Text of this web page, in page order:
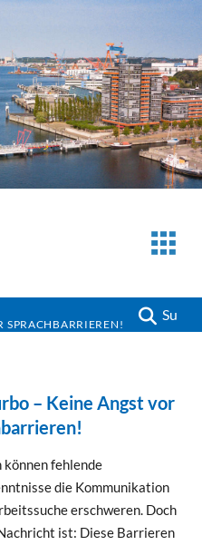
SPRACHBARRIEREN!
Suche
– Keine Angst vor
fehlende
die Kommunikation
erschweren. Doch
ist: Diese Barrieren